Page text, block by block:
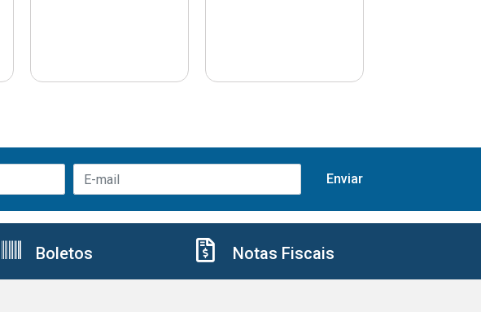
Boletos Notas Fiscais